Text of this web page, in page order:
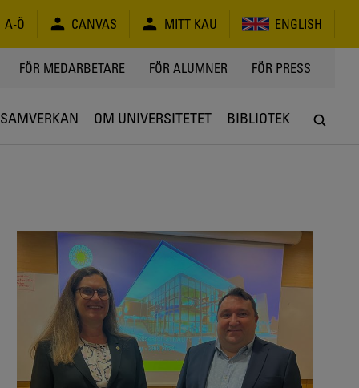
A-Ö CANVAS MITT KAU ENGLISH
FÖR MEDARBETARE FÖR ALUMNER FÖR PRESS
SAMVERKAN OM UNIVERSITETET BIBLIOTEK